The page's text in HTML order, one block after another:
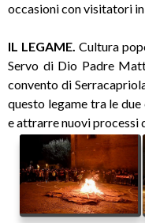
occasioni con visitatori
IL LEGAME. Cultura
Servo di Dio Padre
convento di
questo legame tra le
e attrarre nuovi processi